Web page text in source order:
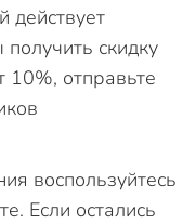
действует
скидку
10%, отправьте
воспользуйтесь
Если остались